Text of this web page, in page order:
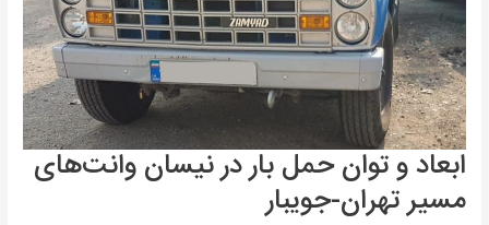
ابعاد و توان حمل بار در نیسان وانت‌های
مسیر تهران-جویبار